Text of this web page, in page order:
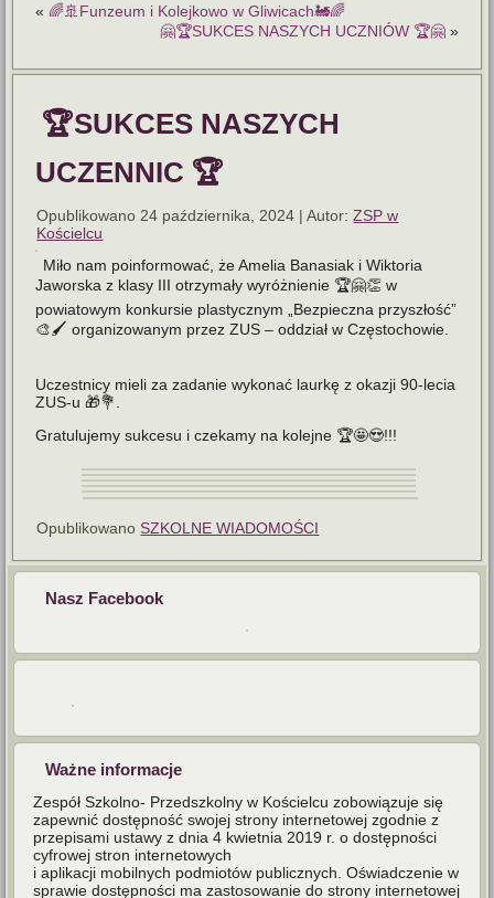
« 🌈🚢Funzeum i Kolejkowo w Gliwicach🚂🌈
🤗🏆SUKCES NASZYCH UCZNIÓW 🏆🤗»
🏆SUKCES NASZYCH
UCZENNIC 🏆
Opublikowano 24 października, 2024 |Autor: ZSP w
Kościelcu
Miło nam poinformować, że Amelia Banasiak i Wiktoria
Jaworska z klasy III otrzymały wyróżnienie 🏆🤗👏 w
powiatowym konkursie plastycznym „Bezpieczna przyszłość”
🎨🖌️ organizowanym przez ZUS – oddział w Częstochowie.
Uczestnicy mieli za zadanie wykonać laurkę z okazji 90-lecia
ZUS-u 🎁💐.
Gratulujemy sukcesu i czekamy na kolejne 🏆🤩😍!!!
Opublikowano SZKOLNE WIADOMOŚCI
Nasz Facebook
Ważne informacje
Zespół Szkolno- Przedszkolny w Kościelcu zobowiązuje się
zapewnić dostępność swojej strony internetowej zgodnie z
przepisami ustawy z dnia 4 kwietnia 2019 r. o dostępności
cyfrowej stron internetowych
i aplikacji mobilnych podmiotów publicznych. Oświadczenie w
sprawie dostępności ma zastosowanie do strony internetowej